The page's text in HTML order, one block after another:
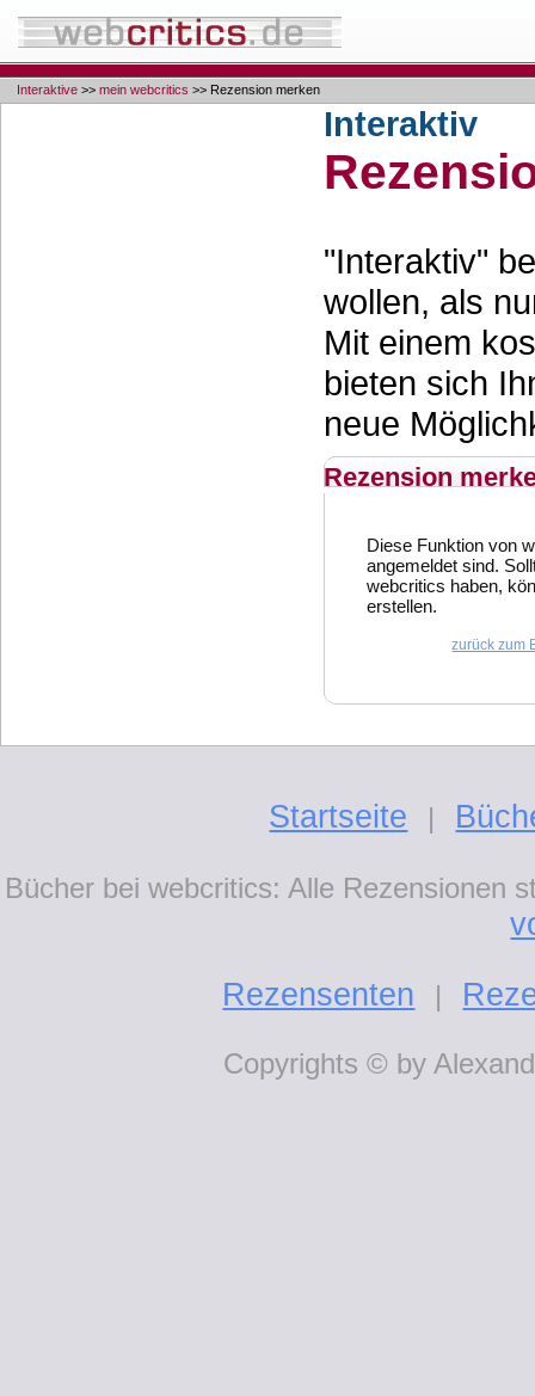
Interaktive >> mein webcritics >> Rezension merken
Interaktiv
"Interaktiv"
wollen, als
Mit einem
bieten sich
neue
Rezension
Diese Funktion von
angemeldet sind.
webcritics haben,
erstellen.
zurück zum
Startseite |
Bücher bei webcritics: Alle Rezensionen
Rezensenten
|
Copyrights © by